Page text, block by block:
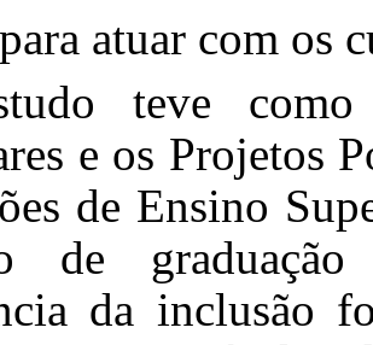
atuar com os
teve
e os Projetos
de Ensino
de
da inclusão